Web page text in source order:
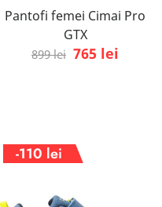
Pantofi femei Cimai Pro
GTX
899 lei 765 lei
-110 lei